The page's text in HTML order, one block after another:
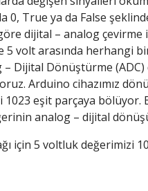
0, True ya da False
dijital – analog
5 volt arasında herhangi
– Dijital Dönüştürme
Arduino cihazımız
eşit parçaya bölüyor.
analog – dijital
için 5 voltluk değerimizi